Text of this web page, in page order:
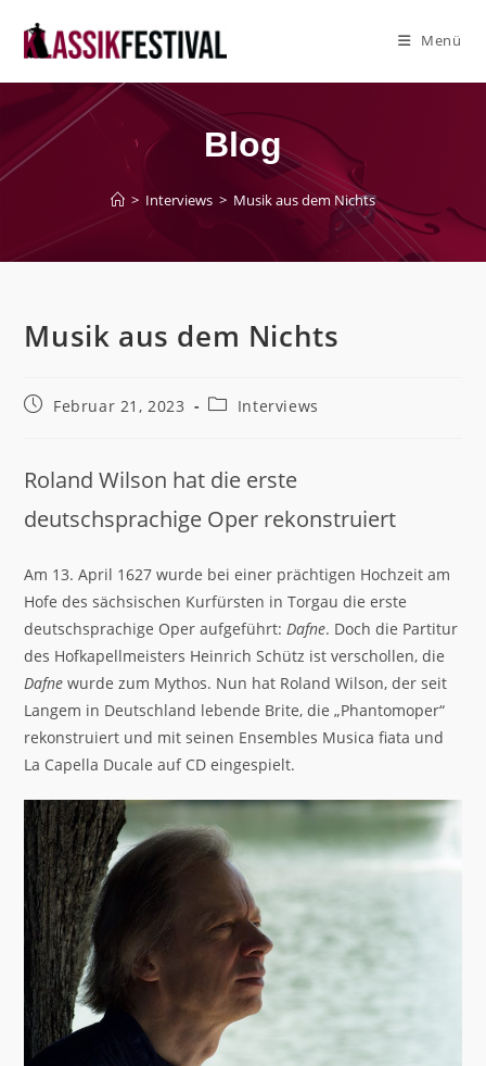
Inhalt
Menü
Blog
> Interviews > Musik aus dem Nichts
Musik aus dem Nichts
BeitragFebruar 21, 2023
Beitrags-
Interviews
Roland Wilson hat die erste
deutschsprachige Oper rekonstruiert
Am 13. April 1627 wurde bei einer prächtigen Hochzeit am
Hofe des sächsischen Kurfürsten in Torgau die erste
deutschsprachige Oper aufgeführt:Dafne. Doch die Partitur
des Hofkapellmeisters Heinrich Schütz ist verschollen, die
Dafne wurde zum Mythos. Nun hat Roland Wilson, der seit
Langem in Deutschland lebende Brite, die „Phantomoper“
rekonstruiert und mit seinen Ensembles Musica fiata und
La Capella Ducale auf CD eingespielt.